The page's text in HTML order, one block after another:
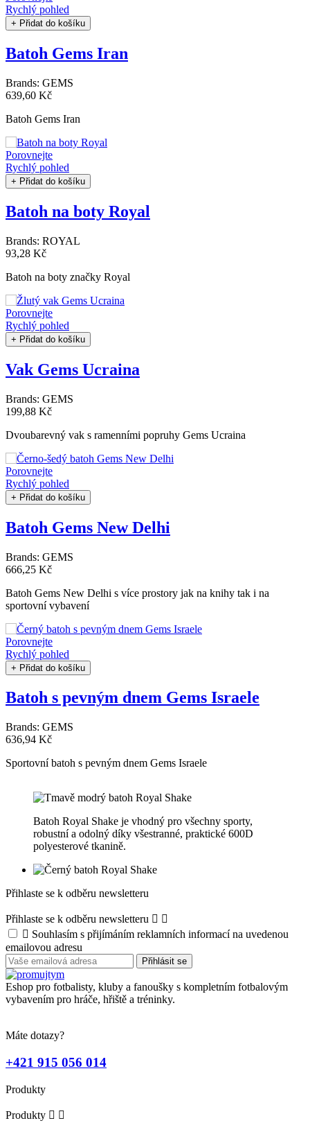
Rychlý pohled
+ Přidat do košíku
Batoh Gems Iran
Brands: GEMS
639,60 Kč
Batoh Gems Iran
Porovnejte
Rychlý pohled
+ Přidat do košíku
Batoh na boty Royal
Brands: ROYAL
93,28 Kč
Batoh na boty značky Royal
Porovnejte
Rychlý pohled
+ Přidat do košíku
Vak Gems Ucraina
Brands: GEMS
199,88 Kč
Dvoubarevný vak s ramenními popruhy Gems Ucraina
Porovnejte
Rychlý pohled
+ Přidat do košíku
Batoh Gems New Delhi
Brands: GEMS
666,25 Kč
Batoh Gems New Delhi s více prostory jak na knihy tak i na
sportovní vybavení
Porovnejte
Rychlý pohled
+ Přidat do košíku
Batoh s pevným dnem Gems Israele
Brands: GEMS
636,94 Kč
Sportovní batoh s pevným dnem Gems Israele
Batoh Royal Shake je vhodný pro všechny sporty,
robustní a odolný díky všestranné, praktické 600D
polyesterové tkanině.
Přihlaste se k odběru newsletteru
Přihlaste se k odběru newsletteru  
 Souhlasím s přijímáním reklamních informací na uvedenou
emailovou adresu
Eshop pro fotbalisty, kluby a fanoušky s kompletním fotbalovým
vybavením pro hráče, hřiště a tréninky.
Máte dotazy?
+421 915 056 014
Produkty
Produkty  